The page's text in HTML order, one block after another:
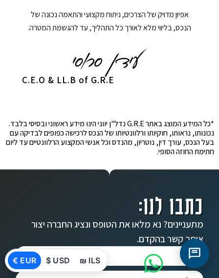
אפיון מדויק של הצרכים, ניתוח מקצועי והתאמה נכונה של
הנכס, בליווי מלא לאורך כל התהליך, עד להגשמת המטרה.
C.E.O & LL.B of G.R.E
*כל המידע המוצג באתר G.R.E נדל"ן יווני הינו מידע ראשוני ובסיסי בלבד.
נכונותו, נראותו, חוקיותו ורלוונטיותו של הנכס לרכישה כפופים לבדיקה עם
בעל הנכס, עורך דין, נוטריון, מהנדס וכל אנשי המקצוע הרלוונטיים עד ליום
חתימת החוזה הסופי.
כתבו לנו:
מתעניינים? נא מלאו את הטופס ונציג החברה יצור
איתך קשר בהקדם.
€ EUR $ USD ₪ ILS
שלום! איך אפשר לעזור?